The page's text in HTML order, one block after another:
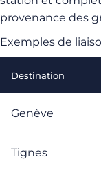
provenance des
Exemples de
Destination
Genève
Tignes